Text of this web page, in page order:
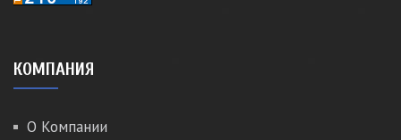
КОМПАНИЯ
О Компании